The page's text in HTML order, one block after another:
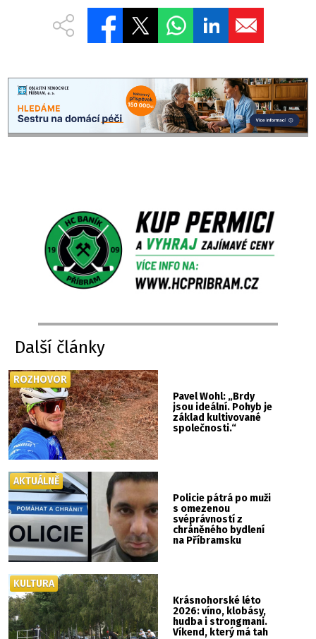
Další články
Pavel Wohl: „Brdy
jsou ideální. Pohyb je
základ kultivované
společnosti.“
ROZHOVOR
Policie pátrá po muži
s omezenou
svéprávností z
chráněného bydlení
na Příbramsku
AKTUÁLNĚ
Krásnohorské léto
2026: víno, klobásy,
hudba i strongmani.
Víkend, který má tah
KULTURA